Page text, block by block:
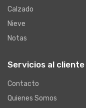
Calzado
Nieve
Notas
Servicios al cliente
Contacto
Quienes Somos